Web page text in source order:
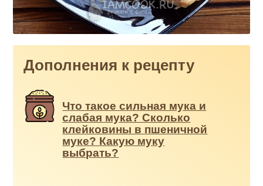
Дополнения к рецепту
Что такое сильная мука и
слабая мука? Сколько
клейковины в пшеничной
муке? Какую муку
выбрать?